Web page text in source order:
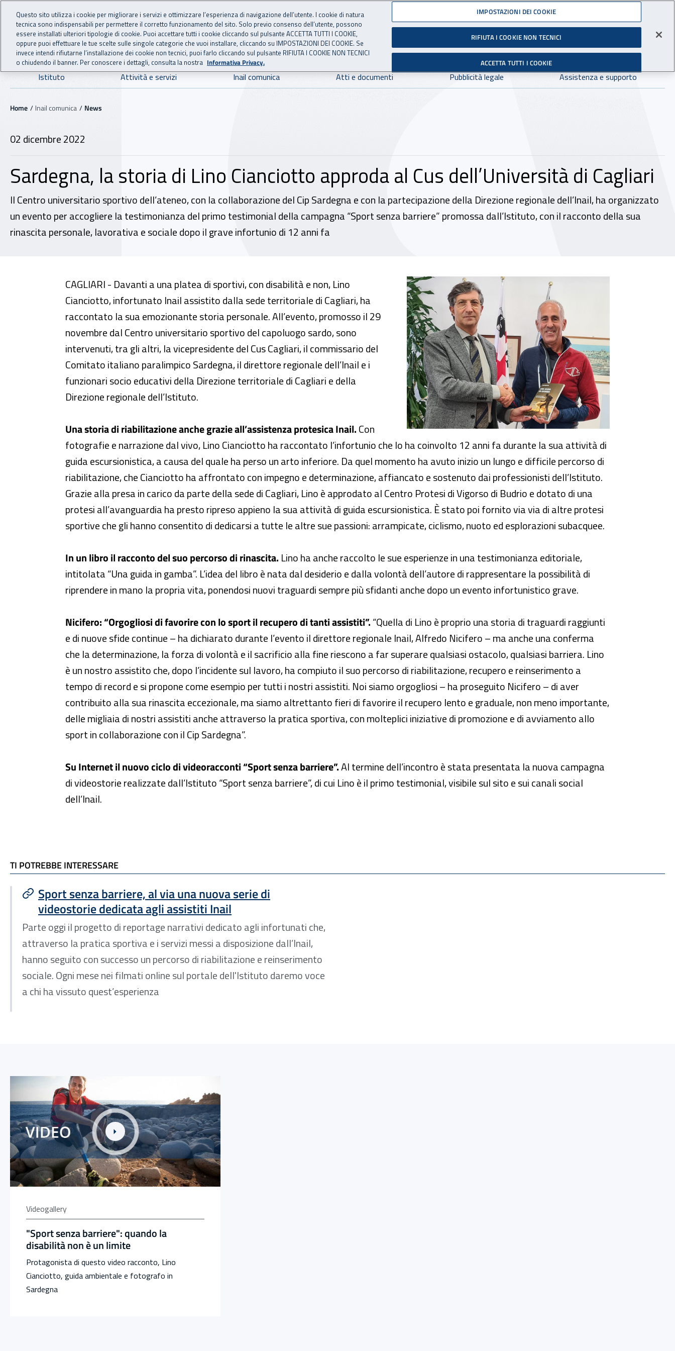
Vai al menu principale
Vai al contenuto principale
INAIL - Istituto Nazionale per l'Assicurazione contro gli Infortuni sul Lavoro
Facebook - Sito esterno - Apertura in nuova finestra
X - Sito esterno - Apertura in nuova finestra
Instagram - Sito esterno - Apertura in
Linkedin - Sito esterno -
Youtube - Sito esterno -
Tiktok - SitoSpreaker -
Dove cercare:
in:tutto INAIL.it
Navigazione principale
Istituto Attività e servizi Inail comunica Atti e documenti Pubblicità legale Assistenza e supporto
Navigazione - Ti trovi in:
Home Inail comunica News
02 dicembre 2022
Sardegna, la storia di Lino Cianciotto approda al Cus dell’Università di Cagliari
Il Centro universitario sportivo dell’ateneo, con la collaborazione del Cip Sardegna e con la partecipazione della Direzione regionale dell’Inail, ha organizzato
un evento per accogliere la testimonianza del primo testimonial della campagna “Sport senza barriere” promossa dall’Istituto, con il racconto della sua
rinascita personale, lavorativa e sociale dopo il grave infortunio di 12 anni fa
Sardegna, la storia di Lino Cianciotto approda al Cus dell’Università di Cagliari
CAGLIARI - Davanti a una platea di sportivi, con disabilità e non, Lino
Cianciotto, infortunato Inail assistito dalla sede territoriale di Cagliari, ha
raccontato la sua emozionante storia personale. All’evento, promosso il 29
novembre dal Centro universitario sportivo del capoluogo sardo, sono
intervenuti, tra gli altri, la vicepresidente del Cus Cagliari, il commissario del
Comitato italiano paralimpico Sardegna, il direttore regionale dell’Inail e i
funzionari socio educativi della Direzione territoriale di Cagliari e della
Direzione regionale dell’Istituto.
Una storia di riabilitazione anche grazie all’assistenza protesica Inail.Con
fotografie e narrazione dal vivo, Lino Cianciotto ha raccontato l’infortunio che lo ha coinvolto 12 anni fa durante la sua attività di
guida escursionistica, a causa del quale ha perso un arto inferiore. Da quel momento ha avuto inizio un lungo e difficile percorso di
riabilitazione, che Cianciotto ha affrontato con impegno e determinazione, affiancato e sostenuto dai professionisti dell’Istituto.
Grazie alla presa in carico da parte della sede di Cagliari, Lino è approdato al Centro Protesi di Vigorso di Budrio e dotato di una
protesi all’avanguardia ha presto ripreso appieno la sua attività di guida escursionistica. È stato poi fornito via via di altre protesi
sportive che gli hanno consentito di dedicarsi a tutte le altre sue passioni: arrampicate, ciclismo, nuoto ed esplorazioni subacquee.
In un libro il racconto del suo percorso di rinascita. Lino ha anche raccolto le sue esperienze in una testimonianza editoriale,
intitolata “Una guida in gamba”. L’idea del libro è nata dal desiderio e dalla volontà dell’autore di rappresentare la possibilità di
riprendere in mano la propria vita, ponendosi nuovi traguardi sempre più sfidanti anche dopo un evento infortunistico grave.
Nicifero: “Orgogliosi di favorire con lo sport il recupero di tanti assistiti”.“Quella di Lino è proprio una storia di traguardi raggiunti
e di nuove sfide continue – ha dichiarato durante l’evento il direttore regionale Inail, Alfredo Nicifero – ma anche una conferma
che la determinazione, la forza di volontà e il sacrificio alla fine riescono a far superare qualsiasi ostacolo, qualsiasi barriera. Lino
è un nostro assistito che, dopo l’incidente sul lavoro, ha compiuto il suo percorso di riabilitazione, recupero e reinserimento a
tempo di record e si propone come esempio per tutti i nostri assistiti. Noi siamo orgogliosi – ha proseguito Nicifero – di aver
contribuito alla sua rinascita eccezionale, ma siamo altrettanto fieri di favorire il recupero lento e graduale, non meno importante,
delle migliaia di nostri assistiti anche attraverso la pratica sportiva, con molteplici iniziative di promozione e di avviamento allo
sport in collaborazione con il Cip Sardegna”.
Su Internet il nuovo ciclo di videoracconti “Sport senza barriere”.Al termine dell’incontro è stata presentata la nuova campagna
di videostorie realizzate dall’Istituto “Sport senza barriere”, di cui Lino è il primo testimonial, visibile sul sito e sui canali social
dell’Inail.
TI POTREBBE INTERESSARE
TI POTREBBE INTERESSARE
Sport senza barriere, al via una nuova serie di
videostorie dedicata agli assistiti Inail
Parte oggi il progetto di reportage narrativi dedicato agli infortunati che,
attraverso la pratica sportiva e i servizi messi a disposizione dall’Inail,
hanno seguito con successo un percorso di riabilitazione e reinserimento
sociale. Ogni mese nei filmati online sul portale dell'Istituto daremo voce
a chi ha vissuto quest’esperienza
Link alla Gallery "Sport senza barriere": quando la disabilità non è un limite
Videogallery
"Sport senza barriere": quando la
disabilità non è un limite
Protagonista di questo video racconto, Lino
Cianciotto, guida ambientale e fotografo in
Sardegna
Questo sito utilizza i cookie per migliorare i servizi e ottimizzare l’esperienza di navigazione dell’utente. I cookie di natura
tecnica sono indispensabili per permettere il corretto funzionamento del sito. Solo previo consenso dell’utente, possono
essere installati ulteriori tipologie di cookie. Puoi accettare tutti i cookie cliccando sul pulsante ACCETTA TUTTI I COOKIE,
oppure puoi effettuare le tue scelte sulle singole categorie che vuoi installare, cliccando su IMPOSTAZIONI DEI COOKIE. Se
invece intendi rifiutarne l’installazione dei cookie non tecnici, puoi farlo cliccando sul pulsante RIFIUTA I COOKIE NON TECNICI
o chiudendo il banner. Per conoscere i dettagli, consulta la nostra Informativa Privacy.
IMPOSTAZIONI DEI COOKIE
RIFIUTA I COOKIE NON TECNICI
ACCETTA TUTTI I COOKIE